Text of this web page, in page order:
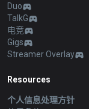
Duo
TalkG
电竞
Gigs
Streamer Overlay
Resources
个人信息处理方针